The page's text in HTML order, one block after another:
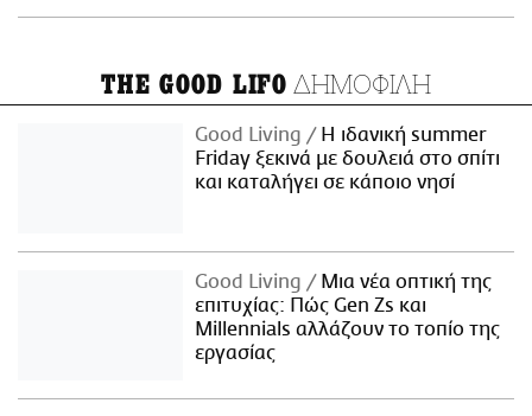
THE GOOD LIFO ΔΗΜΟΦΙΛΗ
Good Living
Η ιδανική summer
Friday ξεκινά με δουλειά στο σπίτι
και καταλήγει σε κάποιο νησί
Good Living
Μια νέα οπτική της
επιτυχίας: Πώς Gen Zs και
Millennials αλλάζουν το τοπίο της
εργασίας